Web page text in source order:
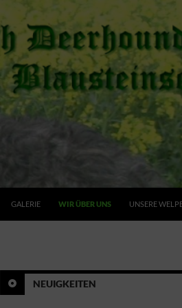
GALERIE WIR ÜBER UNS UNSERE
NEUIGKEITEN